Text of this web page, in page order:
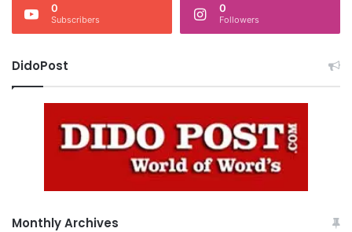
0
Subscribers
0
Followers
DidoPost
Monthly Archives